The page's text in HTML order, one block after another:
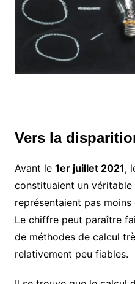
Vers la
Avant le 1er juillet 2021,
constituaient un véritable
représentaient pas moins
Le chiffre peut paraître
de méthodes de calcul
relativement peu fiables.